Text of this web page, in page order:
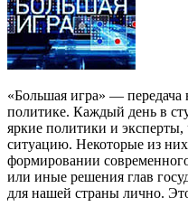
«Большая игра» —
политике. Каждый день в
яркие политики и
ситуацию. Некоторые из
формировании
или иные решения глав
для нашей страны лично.